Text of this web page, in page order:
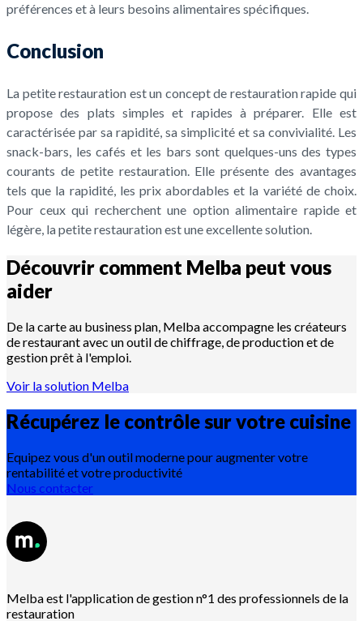
préférences et à leurs besoins alimentaires spécifiques.
Conclusion
La petite restauration est un concept de restauration rapide qui
propose des plats simples et rapides à préparer. Elle est
caractérisée par sa rapidité, sa simplicité et sa convivialité. Les
snack-bars, les cafés et les bars sont quelques-uns des types
courants de petite restauration. Elle présente des avantages
tels que la rapidité, les prix abordables et la variété de choix.
Pour ceux qui recherchent une option alimentaire rapide et
légère, la petite restauration est une excellente solution.
Découvrir comment Melba peut vous
aider
De la carte au business plan, Melba accompagne les créateurs
de restaurant avec un outil de chiffrage, de production et de
gestion prêt à l'emploi.
Voir la solution Melba
Récupérez le contrôle sur votre cuisine
Equipez vous d'un outil moderne pour augmenter votre
rentabilité et votre productivité
Nous contacter
Melba est l'application de gestion n°1 des professionnels de la
restauration